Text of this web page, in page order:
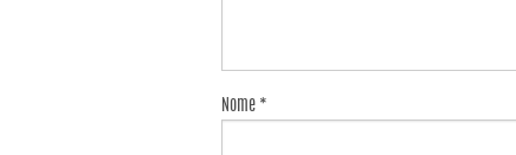
Nome *